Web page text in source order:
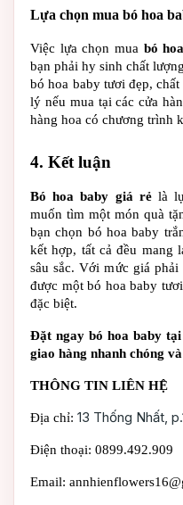
Lựa chọn mua bó hoa
Việc lựa chọn mua bó
bạn phải hy sinh chất
bó hoa baby tươi đẹp,
lý nếu mua tại các cửa
hàng hoa có chương trình
4. Kết luận
Bó hoa baby giá rẻ là
muốn tìm một món quà
bạn chọn bó hoa baby
kết hợp, tất cả đều mang
sâu sắc. Với mức giá
được một bó hoa baby
đặc biệt.
Đặt ngay bó hoa baby
giao hàng nhanh chóng
THÔNG TIN LIÊN HỆ
Địa chỉ: 13 Thống Nhất,
Điện thoại: 0899.492.909
Email: